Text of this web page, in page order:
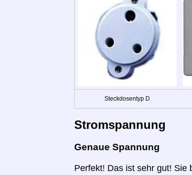
Steckdosentyp D
Stromspannung
Genaue Spannung
Perfekt! Das ist sehr gut! Sie